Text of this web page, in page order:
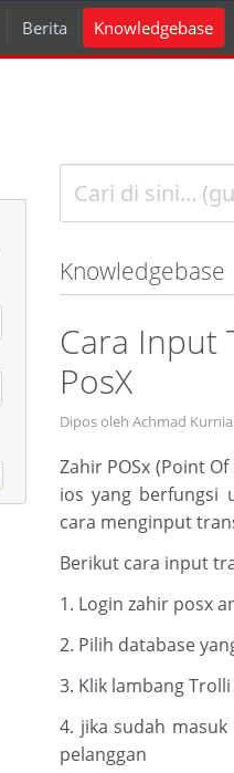
Berita Knowledgebase
Knowledgebase
Cara Input
PosX
Dipos oleh Achmad
Zahir POSx (Point
ios yang berfungsi
cara menginput
Berikut cara input
1. Login zahir posx
2. Pilih database
3. Klik lambang
4. jika sudah
pelanggan